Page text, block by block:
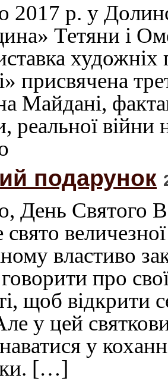
2017 р. у
Тетяни і
присвячена
Майдані,
реальної
подарунок
День Святого
властиво
говорити про
щоб відкрити
у цей
у
[…]